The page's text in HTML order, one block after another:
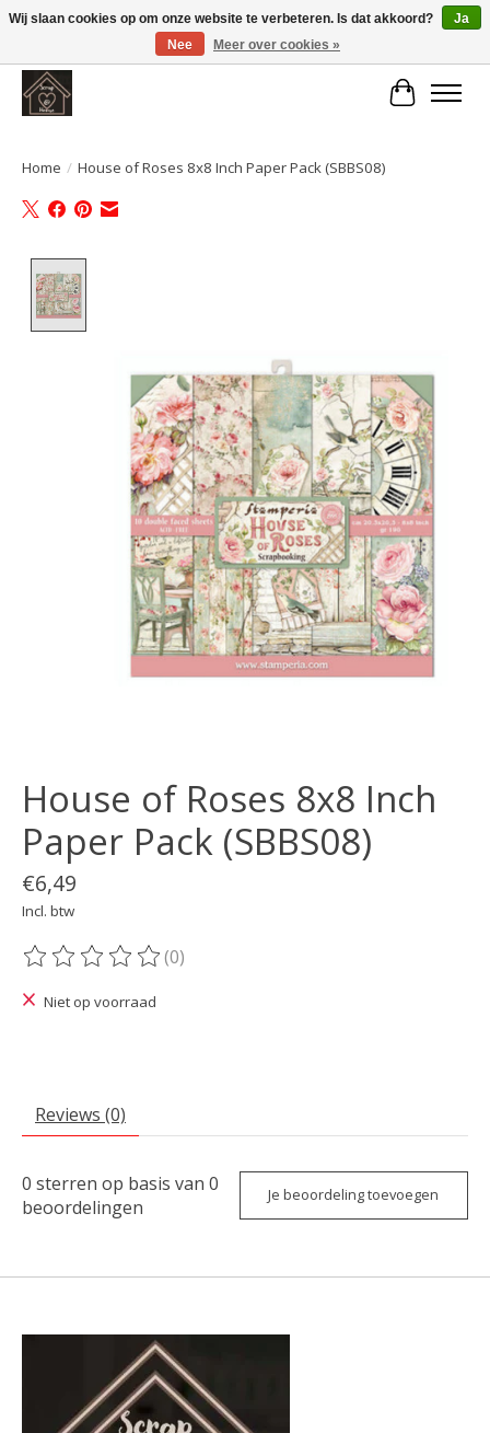
Large selection of products and fast shipping!
Home / House of Roses 8x8 Inch Paper Pack (SBBS08)
House of Roses 8x8 Inch
Paper Pack (SBBS08)
€6,49
Incl. btw
De beoordeling van dit product is
(0)
Niet op voorraad
Reviews (0)
0 sterren op basis van 0
beoordelingen
Je beoordeling toevoegen
Wij slaan cookies op om onze website te verbeteren. Is dat akkoord?
Ja
Nee
Meer over cookies »